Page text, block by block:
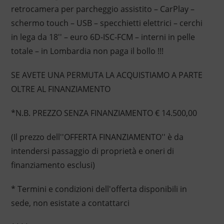
retrocamera per parcheggio assistito – CarPlay –
schermo touch – USB – specchietti elettrici – cerchi
in lega da 18'' – euro 6D-ISC-FCM – interni in pelle
totale – in Lombardia non paga il bollo !!!
SE AVETE UNA PERMUTA LA ACQUISTIAMO A PARTE
OLTRE AL FINANZIAMENTO
*N.B. PREZZO SENZA FINANZIAMENTO € 14.500,00
(Il prezzo dell''OFFERTA FINANZIAMENTO'' è da
intendersi passaggio di proprietà e oneri di
finanziamento esclusi)
* Termini e condizioni dell'offerta disponibili in
sede, non esistate a contattarci